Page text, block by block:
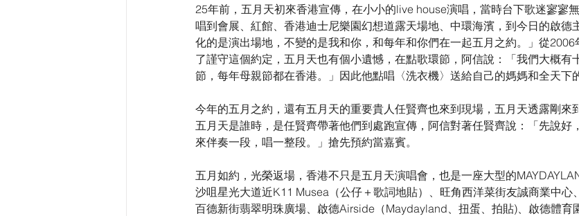
25年前，五月天初來香港宣傳，在小小的live house演唱，當時台下歌迷寥寥
唱到會展、紅館、香港迪士尼樂園幻想道露天場地、中環海濱，到今日的啟德
化的是演出場地，不變的是我和你，和每年和你們在一起五月之約。」從
了謹守這個約定，五月天也有個小遺憾，在點歌環節，阿信說：「我們大概有
節，每年母親節都在香港。」因此他點唱〈洗衣機〉送給自己的媽媽和全天下
今年的五月之約，還有五月天的重要貴人任賢齊也來到現場，五月天透露剛來
五月天是誰時，是任賢齊帶著他們到處跑宣傳，阿信對著任賢齊說：「先說好
來伴奏一段，唱一整段。」搶先預約當嘉賓。
五月如約，光榮返場，香港不只是五月天演唱會，也是一座大型的
沙咀星光大道近K11 Musea（公仔＋歌詞地貼）、旺角西洋菜街友誠商業中心
百德新街翡翠明珠廣場、啟德Airside（Maydayland、扭蛋、拍貼)、啟德體育